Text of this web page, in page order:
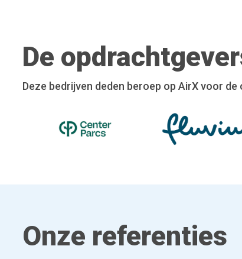
De
Deze bedrijven deden beroep op AirX voor
Onze referenties